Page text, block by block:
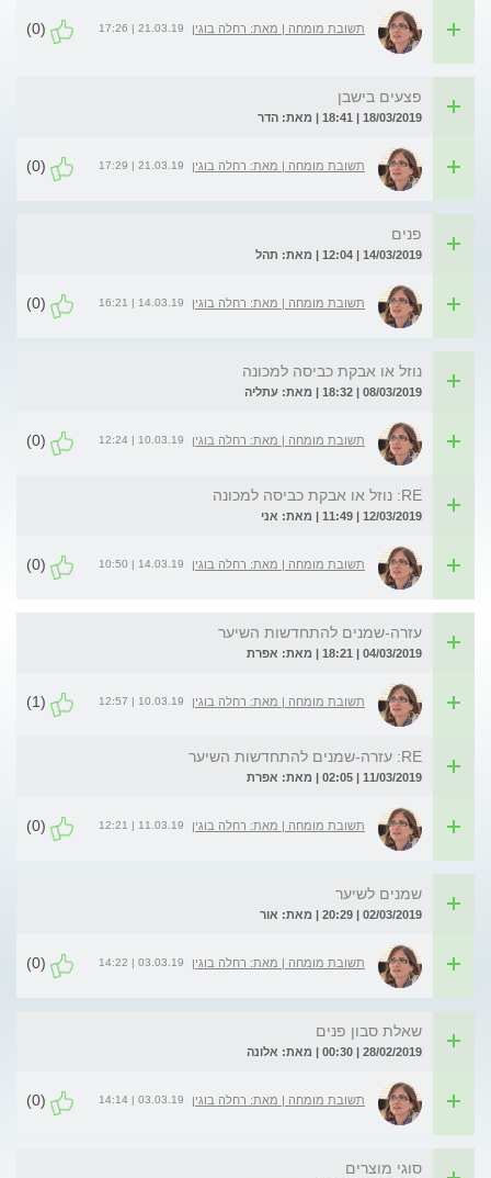
תשובת מומחה | מאת: רחלה בוגין 21.03.19 | 17:26
(0)
פצעים בישבן
18/03/2019 | 18:41 | מאת: הדר
תשובת מומחה | מאת: רחלה בוגין 21.03.19 | 17:29
(0)
פנים
14/03/2019 | 12:04 | מאת: תהל
תשובת מומחה | מאת: רחלה בוגין 14.03.19 | 16:21
(0)
נוזל או אבקת כביסה למכונה
08/03/2019 | 18:32 | מאת: עתליה
תשובת מומחה | מאת: רחלה בוגין 10.03.19 | 12:24
(0)
RE: נוזל או אבקת כביסה למכונה
12/03/2019 | 11:49 | מאת: אני
תשובת מומחה | מאת: רחלה בוגין 14.03.19 | 10:50
(0)
עזרה-שמנים להתחדשות השיער
04/03/2019 | 18:21 | מאת: אפרת
תשובת מומחה | מאת: רחלה בוגין 10.03.19 | 12:57
(1)
RE: עזרה-שמנים להתחדשות השיער
11/03/2019 | 02:05 | מאת: אפרת
תשובת מומחה | מאת: רחלה בוגין 11.03.19 | 12:21
(0)
שמנים לשיער
02/03/2019 | 20:29 | מאת: אור
תשובת מומחה | מאת: רחלה בוגין 03.03.19 | 14:22
(0)
שאלת סבון פנים
28/02/2019 | 00:30 | מאת: אלונה
תשובת מומחה | מאת: רחלה בוגין 03.03.19 | 14:14
(0)
סוגי מוצרים